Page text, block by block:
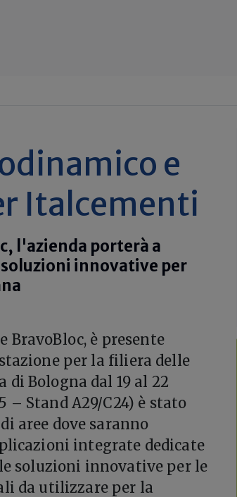
e
Italcementi
l'azienda porterà a
soluzioni innovative per
BravoBloc, è presente
per la filiera delle
Bologna dal 19 al 22
– Stand A29/C24) è stato
aree dove saranno
integrate dedicate
soluzioni innovative per le
da utilizzare per la